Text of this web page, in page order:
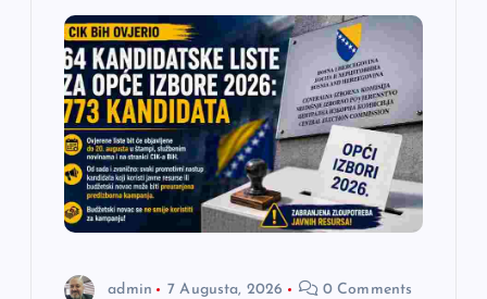
admin 7 Augusta, 2026 0 Comments